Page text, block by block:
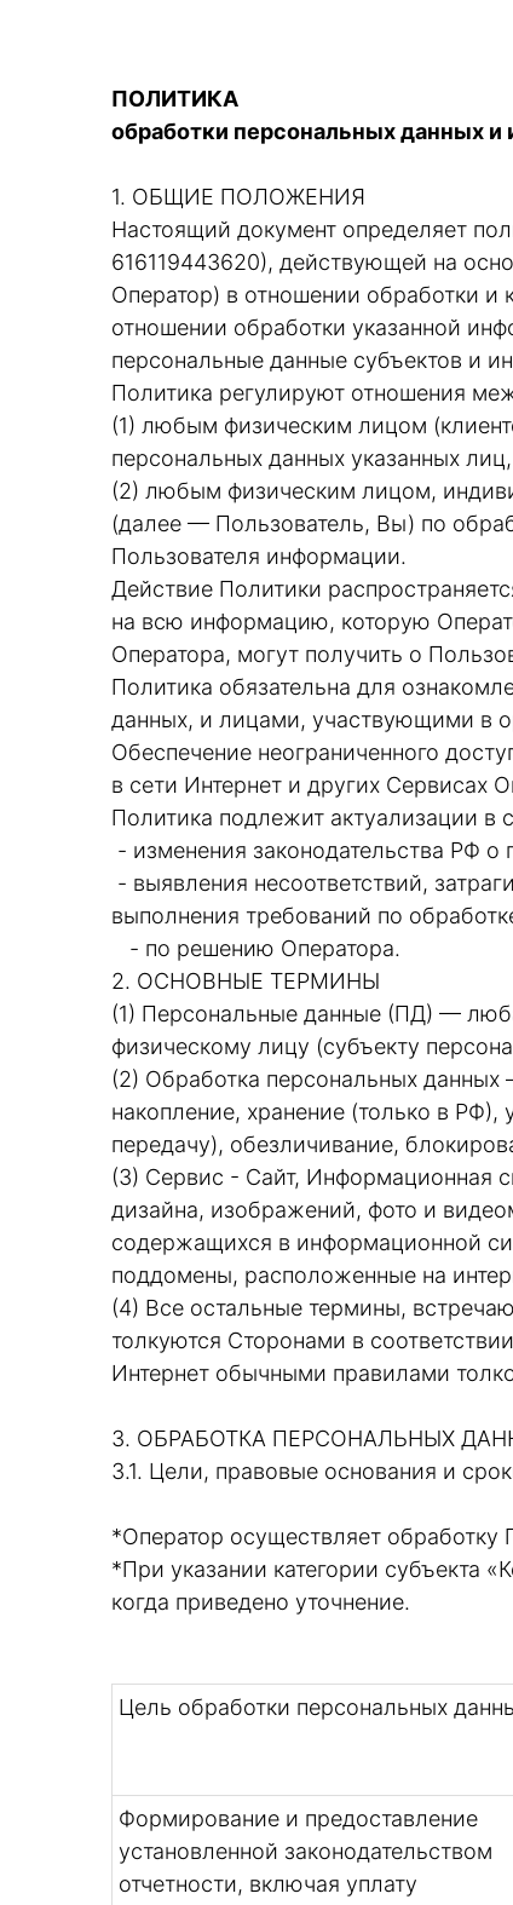
ПОЛИТИКА
обработки персональных данных
1. ОБЩИЕ ПОЛОЖЕНИЯ
Настоящий документ определяет
616119443620), действующей на
Оператор) в отношении обработки
отношении обработки указанной
персональные данные субъектов и
Политика регулируют отношения
(1) любым физическим лицом
персональных данных указанных
(2) любым физическим лицом,
(далее — Пользователь, Вы) по
Пользователя информации.
Действие Политики
на всю информацию, которую
Оператора, могут получить о
Политика обязательна для
данных, и лицами, участвующими в
Обеспечение неограниченного
в сети Интернет и других Сервисах
Политика подлежит актуализации в
- изменения законодательства РФ о
- выявления несоответствий,
выполнения требований по
- по решению Оператора.
2. ОСНОВНЫЕ ТЕРМИНЫ
(1) Персональные данные (ПД) —
физическому лицу (субъекту
(2) Обработка персональных
накопление, хранение (только в
передачу), обезличивание,
(3) Сервис - Сайт, Информационная
дизайна, изображений, фото и
содержащихся в информационной
поддомены, расположенные на
(4) Все остальные термины,
толкуются Сторонами в
Интернет обычными правилами
3. ОБРАБОТКА ПЕРСОНАЛЬНЫХ
3.1. Цели, правовые основания и
*Оператор осуществляет
*При указании категории субъекта
когда приведено уточнение.
Цель обработки персональных
Формирование и предоставление
установленной законодательством
отчетности, включая уплату